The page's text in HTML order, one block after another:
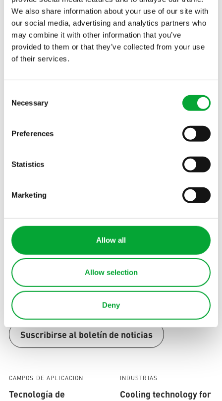
We also share information about your use of our site with
our social media, advertising and analytics partners who
may combine it with other information that you’ve
provided to them or that they’ve collected from your use
of their services.
Selection
Necessary
Preferences
Statistics
Marketing
Allow all
Allow selection
Deny
Más información
Oficina Madrid
28320 Pinto, Madrid (Km. 25-M506)
info(at)aquatherm.es
Avenida de la Marina 12
08830 Sant Boi de Llobregat, Barcelona
Tel.+34 93 630 74 60
info(at)aquatherm.es
Póngase en contacto con
Suscribirse al boletín de noticias
CAMPOS DE APLICACIÓN
Tecnología de
INDUSTRIAS
Cooling technology for